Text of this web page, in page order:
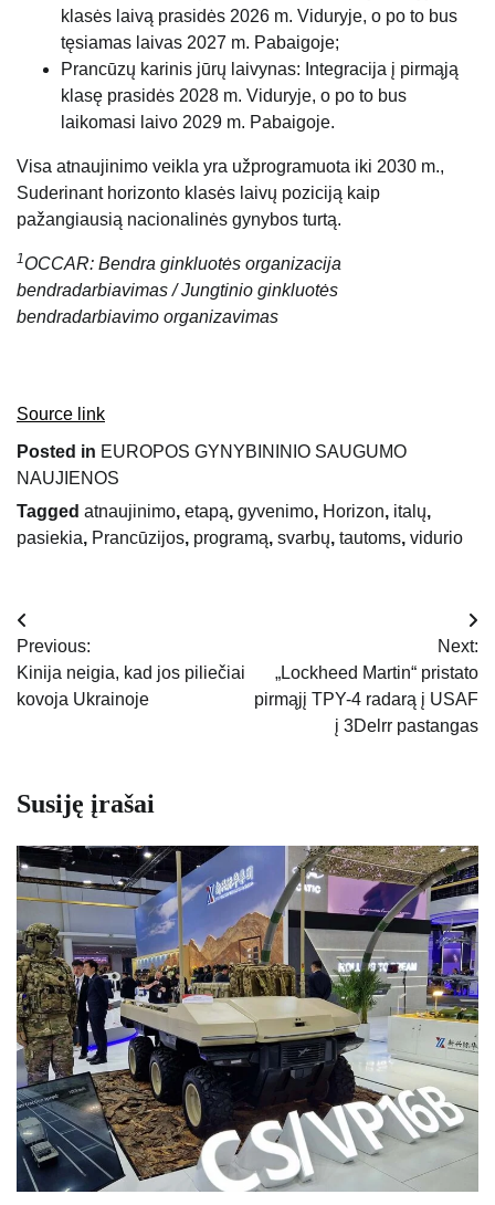
klasės laivą prasidės 2026 m. Viduryje, o po to bus
tęsiamas laivas 2027 m. Pabaigoje;
Prancūzų karinis jūrų laivynas: Integracija į pirmąją
klasę prasidės 2028 m. Viduryje, o po to bus
laikomasi laivo 2029 m. Pabaigoje.
Visa atnaujinimo veikla yra užprogramuota iki 2030 m.,
Suderinant horizonto klasės laivų poziciją kaip
pažangiausią nacionalinės gynybos turtą.
1 OCCAR: Bendra ginkluotės organizacija
bendradarbiavimas / Jungtinio ginkluotės
bendradarbiavimo organizavimas
Source link
Posted in EUROPOS GYNYBININIO SAUGUMO
NAUJIENOS
Tagged atnaujinimo, etapą, gyvenimo, Horizon, italų,
pasiekia, Prancūzijos, programą, svarbų, tautoms, vidurio
Navigacija
tarp
įrašų
Previous:
Kinija neigia, kad jos piliečiai
kovoja Ukrainoje
Next:
„Lockheed Martin“ pristato
pirmąjį TPY-4 radarą į USAF
į 3Delrr pastangas
Susiję įrašai